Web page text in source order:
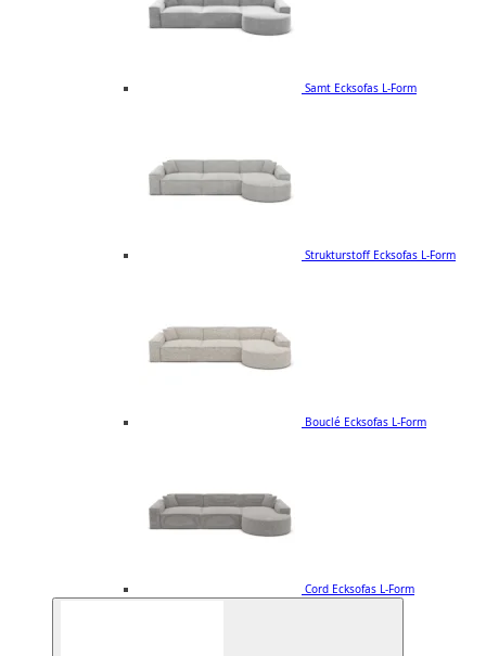
Samt Ecksofas L-Form
Strukturstoff Ecksofas L-Form
Bouclé Ecksofas L-Form
Cord Ecksofas L-Form